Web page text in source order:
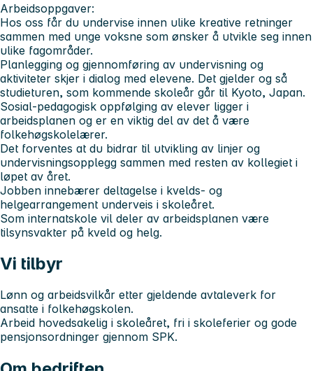
Arbeidsoppgaver:
Hos oss får du undervise innen ulike kreative retninger
sammen med unge voksne som ønsker å utvikle seg innen
ulike fagområder.
Planlegging og gjennomføring av undervisning og
aktiviteter skjer i dialog med elevene. Det gjelder og så
studieturen, som kommende skoleår går til Kyoto, Japan.
Sosial-pedagogisk oppfølging av elever ligger i
arbeidsplanen og er en viktig del av det å være
folkehøgskolelærer.
Det forventes at du bidrar til utvikling av linjer og
undervisningsopplegg sammen med resten av kollegiet i
løpet av året.
Jobben innebærer deltagelse i kvelds- og
helgearrangement underveis i skoleåret.
Som internatskole vil deler av arbeidsplanen være
tilsynsvakter på kveld og helg.
Vi tilbyr
Lønn og arbeidsvilkår etter gjeldende avtaleverk for
ansatte i folkehøgskolen.
Arbeid hovedsakelig i skoleåret, fri i skoleferier og gode
pensjonsordninger gjennom SPK.